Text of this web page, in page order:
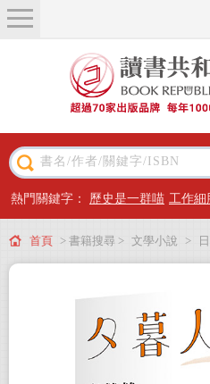
關於我們
近期新書
主題閱讀
出版專區
會員專屬
熱門關鍵字： 歷史是一群喵 工作細
首頁 > 書籍搜尋 > 文學小說 >